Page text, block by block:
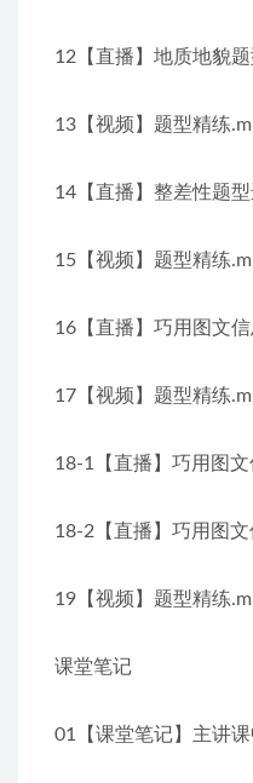
12【直播】地质地貌
13【视频】题型精练
14【直播】整差性题
15【视频】题型精练
16【直播】巧用图文
17【视频】题型精练
18-1【直播】巧用图
18-2【直播】巧用图
19【视频】题型精练
课堂笔记
01【课堂笔记】主讲